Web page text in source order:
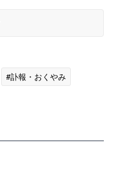
#訃報・おくやみ